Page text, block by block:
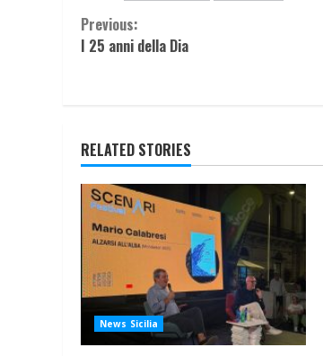
Continue
Reading
Previous:
I 25 anni della Dia
RELATED STORIES
News Sicilia